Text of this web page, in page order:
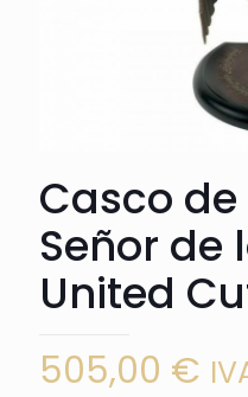
Casco de
Señor de
United
505,00 €